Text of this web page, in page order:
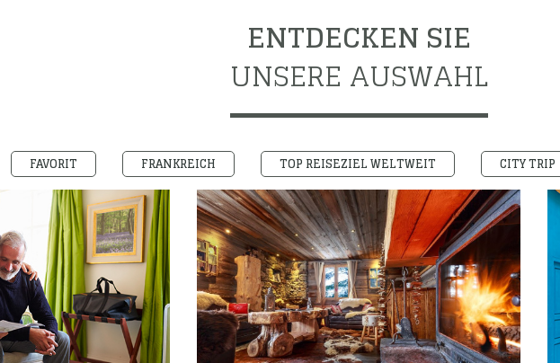
ENTDECKEN SIE
UNSERE AUSWAHL
FAVORIT FRANKREICH TOP REISEZIEL WELTWEIT CITY TRIP